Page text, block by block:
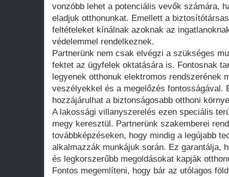
vonzóbb lehet a potenciális vevők számára,
eladjuk otthonunkat. Emellett a
feltételeket kínálnak azoknak az
védelemmel rendelkeznek.
Partnerünk nem csak elvégzi a szükséges
fektet az ügyfelek oktatására is. Fontosnak
legyenek otthonuk elektromos rendszerének
veszélyekkel és a megelőzés fontosságával.
hozzájárulhat a biztonságosabb otthoni
A lakossági villanyszerelés ezen speciális
megy keresztül. Partnerünk szakemberei
továbbképzéseken, hogy mindig a legújabb
alkalmazzák munkájuk során. Ez garantálja,
és legkorszerűbb megoldásokat kapják
Fontos megemlíteni, hogy bár az utólagos